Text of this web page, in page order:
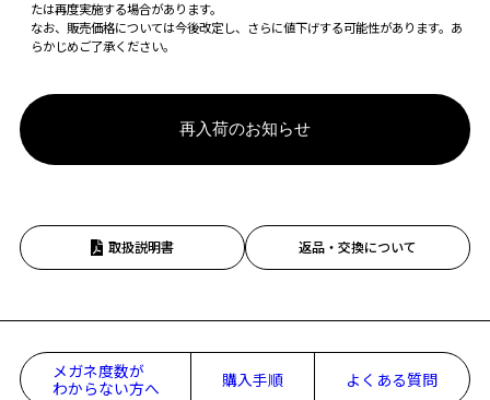
たは再度実施する場合があります。
なお、販売価格については今後改定し、さらに値下げする可能性があります。あ
らかじめご了承ください。
再入荷のお知らせ
取扱説明書 返品・交換について
メガネ度数が
わからない方へ
購入手順 よくある質問